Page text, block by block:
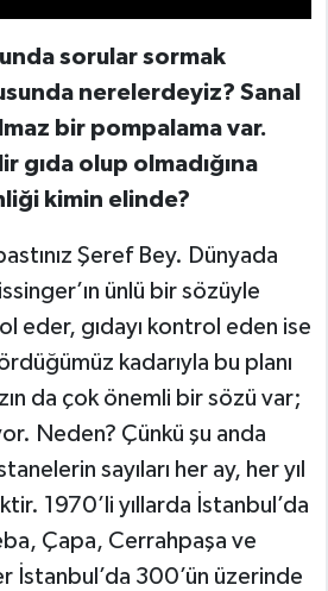
sorular sormak
nerelerdeyiz? Sanal
bir pompalama var.
gıda olup olmadığına
kimin elinde?
Şeref Bey. Dünyada
ünlü bir sözüyle
eder, gıdayı kontrol eden ise
kadarıyla bu planı
da çok önemli bir sözü var;
Neden? Çünkü şu anda
sayıları her ay, her yıl
1970’li yıllarda İstanbul’da
Çapa, Cerrahpaşa ve
İstanbul’da 300’ün üzerinde